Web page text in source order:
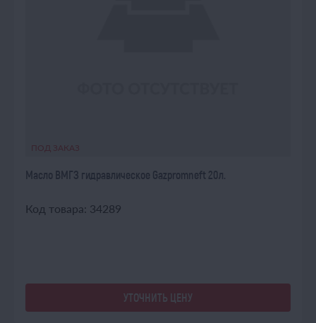
ПОД ЗАКАЗ
Масло ВМГЗ гидравлическое Gazpromneft 20л.
Код товара: 34289
УТОЧНИТЬ ЦЕНУ